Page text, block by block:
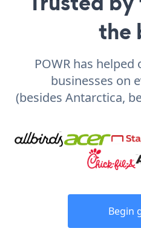
the
POWR has
businesses on
(besides Antarctica,
Begin